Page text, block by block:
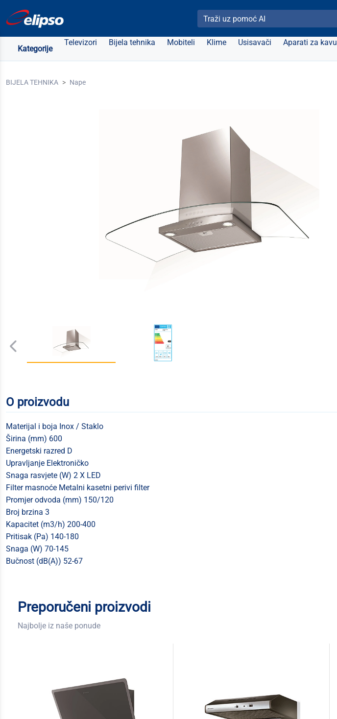
Pretraži Elipso
Kategorije
Televizori Bijela tehnika Mobiteli Klime Usisavači Aparati za kavu
BIJELA TEHNIKA Nape
O proizvodu
Materijal i boja Inox / Staklo
Širina (mm) 600
Energetski razred D
Upravljanje Elektroničko
Snaga rasvjete (W) 2 X LED
Filter masnoće Metalni kasetni perivi filter
Promjer odvoda (mm) 150/120
Broj brzina 3
Kapacitet (m3/h) 200-400
Pritisak (Pa) 140-180
Snaga (W) 70-145
Bučnost (dB(A)) 52-67
Preporučeni proizvodi
Najbolje iz naše ponude